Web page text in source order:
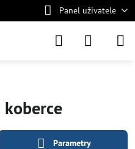
Panel uživatele
koberce
Parametry